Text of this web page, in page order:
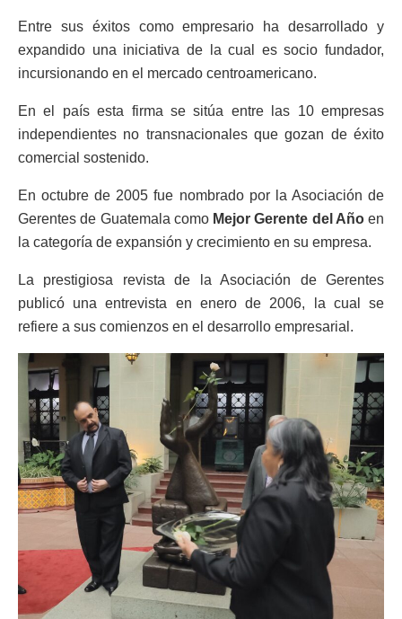
Entre sus éxitos como empresario ha desarrollado y
expandido una iniciativa de la cual es socio fundador,
incursionando en el mercado centroamericano.
En el país esta firma se sitúa entre las 10 empresas
independientes no transnacionales que gozan de éxito
comercial sostenido.
En octubre de 2005 fue nombrado por la Asociación de
Gerentes de Guatemala comoMejor Gerente del Añoen
la categoría de expansión y crecimiento en su empresa.
La prestigiosa revista de la Asociación de Gerentes
publicó una entrevista en enero de 2006, la cual se
refiere a sus comienzos en el desarrollo empresarial.